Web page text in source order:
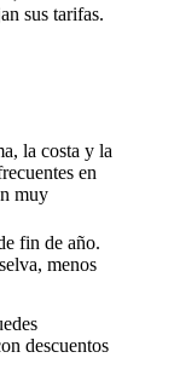
sus tarifas.
la costa y la
en
muy
fin de año.
menos
descuentos